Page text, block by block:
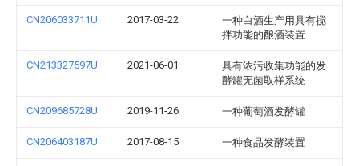
CN206033711U 2017-03-22
一种白酒生产用具有搅
拌功能的酿酒装置
CN213327597U 2021-06-01
具有浓污收集功能的发
酵罐无菌取样系统
CN209685728U 2019-11-26 一种葡萄酒发酵罐
CN206403187U 2017-08-15 一种食品发酵装置